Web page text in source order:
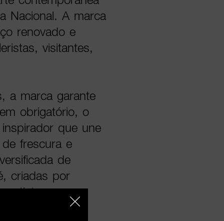
Nacional. A marca
renovado e
visitantes,
a marca garante
obrigatório, o
que une
frescura e
de
criadas por
artistas